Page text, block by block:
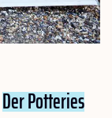
Der Potteries